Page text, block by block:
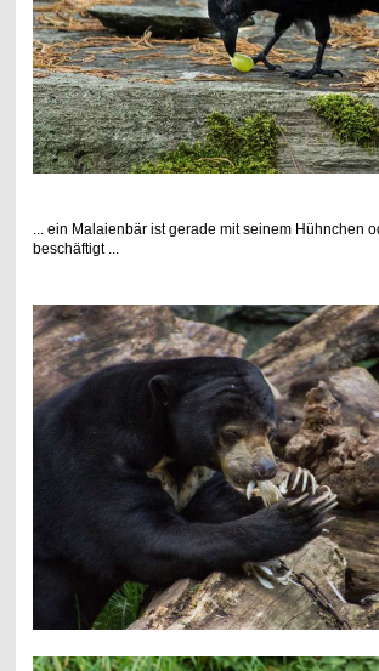
... ein Malaienbär ist gerade mit seinem Hühnchen
beschäftigt ...